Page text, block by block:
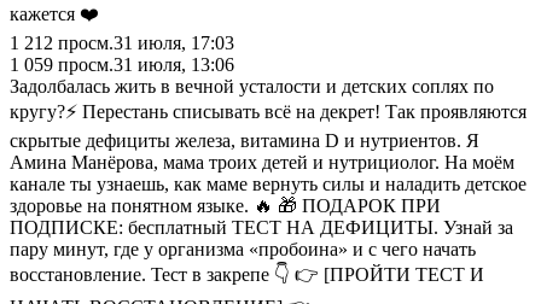
кажется ❤️
1 212 просм.31 июля, 17:03
1 059 просм.31 июля, 13:06
Задолбалась жить в вечной усталости и детских соплях по
кругу?⚡️ Перестань списывать всё на декрет! Так проявляются
скрытые дефициты железа, витамина D и нутриентов. Я
Амина Манёрова, мама троих детей и нутрициолог. На моём
канале ты узнаешь, как маме вернуть силы и наладить детское
здоровье на понятном языке. 🔥 🎁 ПОДАРОК ПРИ
ПОДПИСКЕ: бесплатный ТЕСТ НА ДЕФИЦИТЫ. Узнай за
пару минут, где у организма «пробоина» и с чего начать
восстановление. Тест в закрепе 👇 👉 [ПРОЙТИ ТЕСТ И